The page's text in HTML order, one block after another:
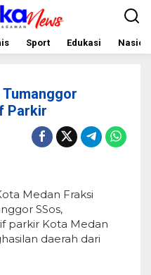
Sport Edukasi
Parkir
Medan Fraksi
SSos,
parkir Kota Medan
daerah dari